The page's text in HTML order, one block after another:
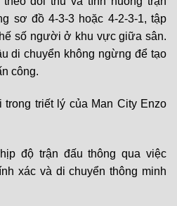
sơ đồ 4-3-3 hoặc 4-2-3-1, tập
số người ở khu vực giữa sân.
di chuyển không ngừng để tạo
công.
trong triết lý của Man City Enzo
độ trận đấu thông qua việc
xác và di chuyển thông minh